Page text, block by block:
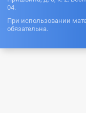
04.
При использовании
обязательна.